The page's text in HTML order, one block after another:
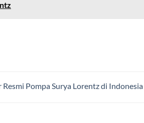
Pompa Surya Lorentz di Indonesia